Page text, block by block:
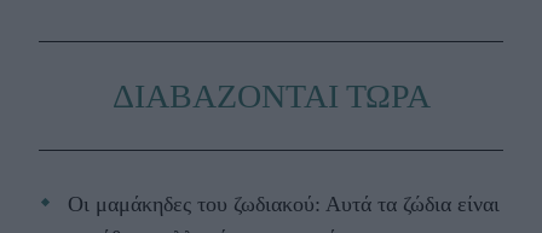
ΔΙΑΒΑΖΟΝΤΑΙ ΤΩΡΑ
Οι μαμάκηδες του ζωδιακού: Αυτά τα ζώδια είναι